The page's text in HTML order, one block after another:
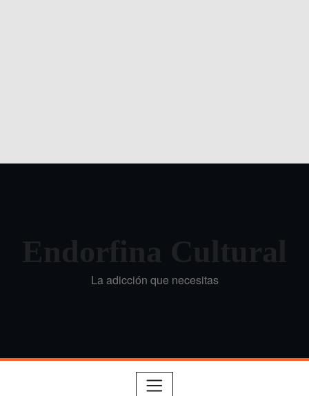
Endorfina Cultural
La adicción que necesitas